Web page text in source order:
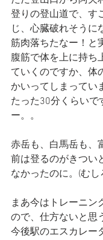
登りの登山道で、す
じ、心臓破れそうに
筋肉落ちたなー！と
腹筋で体を上に持ち
ていくのですか、体
かいってしまってい
たった30分くらいで
ー。。
赤岳も、白馬岳も、
前は登るのがきつい
なかったのに。(む
まあ今はトレーニン
ので、仕方ないと思
今後駅のエスカレー